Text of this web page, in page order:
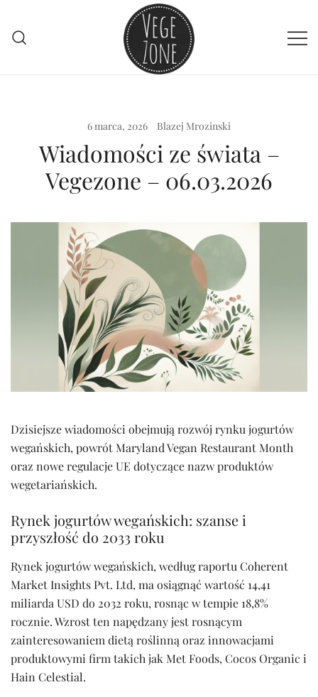
treści
6 marca, 2026 Blazej Mrozinski
Wiadomości ze świata –
Vegezone – 06.03.2026
Dzisiejsze wiadomości obejmują rozwój rynku jogurtów
wegańskich, powrót Maryland Vegan Restaurant Month
oraz nowe regulacje UE dotyczące nazw produktów
wegetariańskich.
Rynek jogurtów wegańskich: szanse i
przyszłość do 2033 roku
Rynek jogurtów wegańskich, według raportu Coherent
Market Insights Pvt. Ltd, ma osiągnąć wartość 14,41
miliarda USD do 2032 roku, rosnąc w tempie 18,8%
rocznie. Wzrost ten napędzany jest rosnącym
zainteresowaniem dietą roślinną oraz innowacjami
produktowymi firm takich jak Met Foods, Cocos Organic i
Hain Celestial.